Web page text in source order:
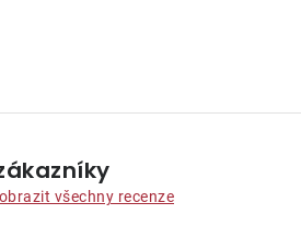
všechny recenze